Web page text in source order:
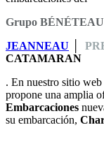
Grupo BÉNÉTEAU
JEANNEAU
CATAMARAN
. En nuestro sitio
propone una amplia
Embarcaciones
su embarcación,